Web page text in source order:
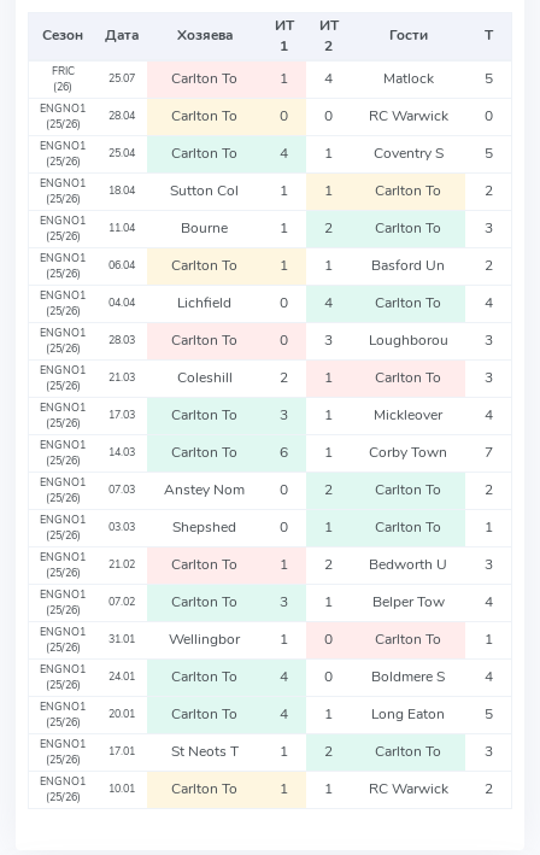
Сезон Дата Хозяева
ИТ
1
ИТ
2
Гости Т
FRIC
(26)
25.07 Carlton To 1 4 Matlock 5
ENGNO1
(25/26)
28.04 Carlton To 0 0 RC Warwick 0
ENGNO1
(25/26)
25.04 Carlton To 4 1 Coventry S 5
ENGNO1
(25/26)
18.04 Sutton Col 1 1 Carlton To 2
ENGNO1
(25/26)
11.04 Bourne 1 2 Carlton To 3
ENGNO1
(25/26)
06.04 Carlton To 1 1 Basford Un 2
ENGNO1
(25/26)
04.04 Lichfield 0 4 Carlton To 4
ENGNO1
(25/26)
28.03 Carlton To 0 3 Loughborou 3
ENGNO1
(25/26)
21.03 Coleshill 2 1 Carlton To 3
ENGNO1
(25/26)
17.03 Carlton To 3 1 Mickleover 4
ENGNO1
(25/26)
14.03 Carlton To 6 1 Corby Town 7
ENGNO1
(25/26)
07.03 Anstey Nom 0 2 Carlton To 2
ENGNO1
(25/26)
03.03 Shepshed 0 1 Carlton To 1
ENGNO1
(25/26)
21.02 Carlton To 1 2 Bedworth U 3
ENGNO1
(25/26)
07.02 Carlton To 3 1 Belper Tow 4
ENGNO1
(25/26)
31.01 Wellingbor 1 0 Carlton To 1
ENGNO1
(25/26)
24.01 Carlton To 4 0 Boldmere S 4
ENGNO1
(25/26)
20.01 Carlton To 4 1 Long Eaton 5
ENGNO1
(25/26)
17.01 St Neots T 1 2 Carlton To 3
ENGNO1
(25/26)
10.01 Carlton To 1 1 RC Warwick 2